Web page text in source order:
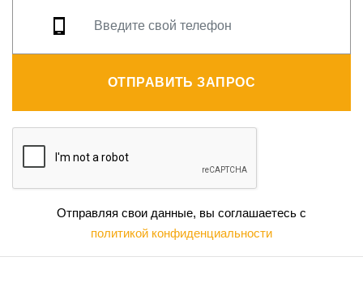
ОТПРАВИТЬ ЗАПРОС
Отправляя свои данные, вы соглашаетесь с
политикой конфиденциальности